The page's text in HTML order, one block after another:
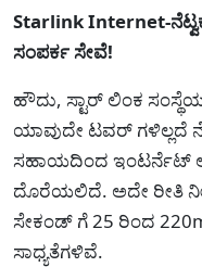
Starlink Internet-
ಸಂಪರ್ಕ ಸೇವೆ!
ಹೌದು, ಸ್ಟಾರ್ ಲಿಂಕ
ಯಾವುದೇ ಟವರ್ ಗಳಿಲ್ಲದೆ
ಸಹಾಯದಿಂದ ಇಂಟರ್ನೆಟ್
ದೊರೆಯಲಿದೆ. ಅದೇ ರೀತಿ
ಸೇಕಂಡ್ ಗೆ 25 ರಿಂದ
ಸಾಧ್ಯತೆಗಳಿವೆ.